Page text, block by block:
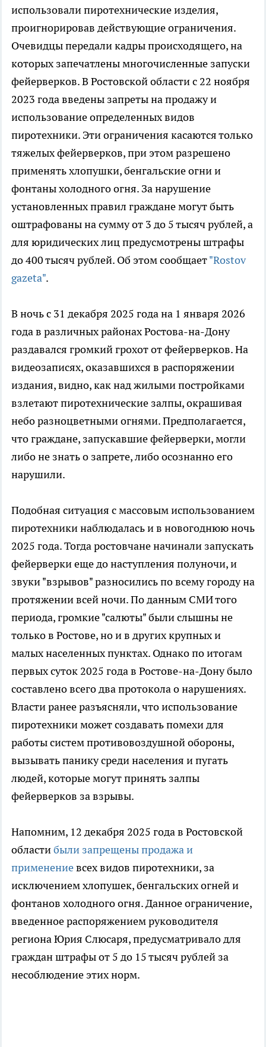
использовали пиротехнические изделия,
проигнорировав действующие ограничения.
Очевидцы передали кадры происходящего, на
которых запечатлены многочисленные запуски
фейерверков. В Ростовской области с 22 ноября
2023 года введены запреты на продажу и
использование определенных видов
пиротехники. Эти ограничения касаются только
тяжелых фейерверков, при этом разрешено
применять хлопушки, бенгальские огни и
фонтаны холодного огня. За нарушение
установленных правил граждане могут быть
оштрафованы на сумму от 3 до 5 тысяч рублей, а
для юридических лиц предусмотрены штрафы
до 400 тысяч рублей. Об этом сообщает"Rostov
gazeta".
В ночь с 31 декабря 2025 года на 1 января 2026
года в различных районах Ростова-на-Дону
раздавался громкий грохот от фейерверков. На
видеозаписях, оказавшихся в распоряжении
издания, видно, как над жилыми постройками
взлетают пиротехнические залпы, окрашивая
небо разноцветными огнями. Предполагается,
что граждане, запускавшие фейерверки, могли
либо не знать о запрете, либо осознанно его
нарушили.
Подобная ситуация с массовым использованием
пиротехники наблюдалась и в новогоднюю ночь
2025 года. Тогда ростовчане начинали запускать
фейерверки еще до наступления полуночи, и
звуки "взрывов" разносились по всему городу на
протяжении всей ночи. По данным СМИ того
периода, громкие "салюты" были слышны не
только в Ростове, но и в других крупных и
малых населенных пунктах. Однако по итогам
первых суток 2025 года в Ростове-на-Дону было
составлено всего два протокола о нарушениях.
Власти ранее разъясняли, что использование
пиротехники может создавать помехи для
работы систем противовоздушной обороны,
вызывать панику среди населения и пугать
людей, которые могут принять залпы
фейерверков за взрывы.
Напомним, 12 декабря 2025 года в Ростовской
областибыли запрещены продажа и
применениевсех видов пиротехники, за
исключением хлопушек, бенгальских огней и
фонтанов холодного огня. Данное ограничение,
введенное распоряжением руководителя
региона Юрия Слюсаря, предусматривало для
граждан штрафы от 5 до 15 тысяч рублей за
несоблюдение этих норм.